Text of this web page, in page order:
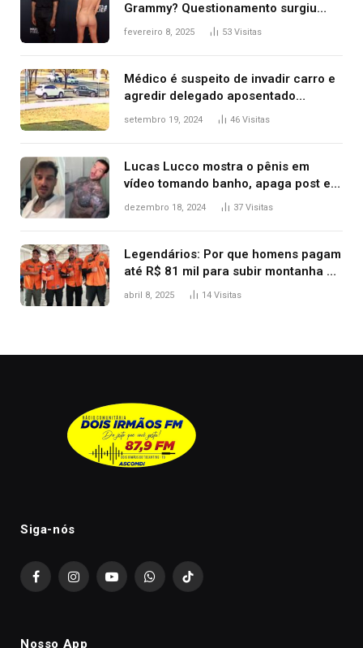
Grammy? Questionamento surgiu
após Bianca Censori, mulher de
fevereiro 8, 2025 53 Visitas
Médico é suspeito de invadir carro e
agredir delegado aposentado
durante confusão no trânsito
setembro 19, 2024 46 Visitas
Lucas Lucco mostra o pênis em
vídeo tomando banho, apaga post e
diz ‘foi mal’
dezembro 18, 2024 37 Visitas
Legendários: Por que homens pagam
até R$ 81 mil para subir montanha e
melhorar casamento?
abril 8, 2025 14 Visitas
Siga-nós
FacebookInstagramYouTubeWhatsAppTikTok
Nosso App